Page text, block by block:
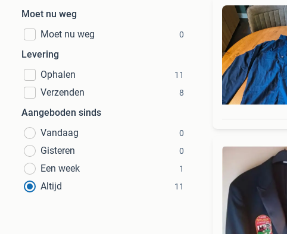
Moet nu weg
Moet nu weg
0
Levering
Ophalen
11
Verzenden 8
Aangeboden sinds
Vandaag
0
Gisteren 0
Een week 1
Altijd 11